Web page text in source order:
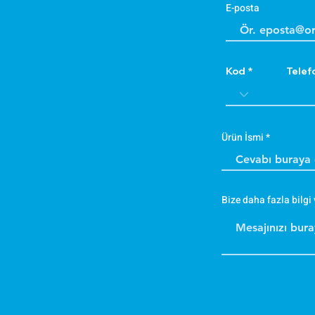
E-posta
Kod
Ürün İsmi
Bize daha fazla bilgi